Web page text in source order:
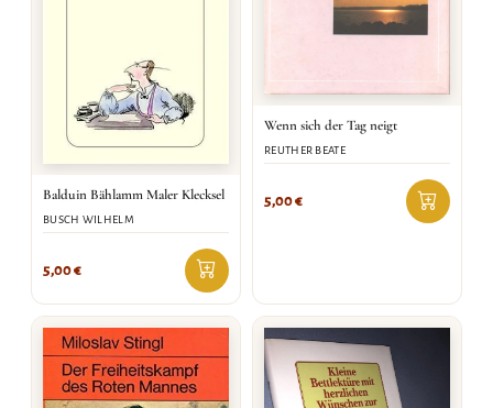
Balduin Bählamm Maler Klecksel
BUSCH WILHELM
5,00€
Wenn sich der Tag neigt
REUTHER BEATE
5,00€